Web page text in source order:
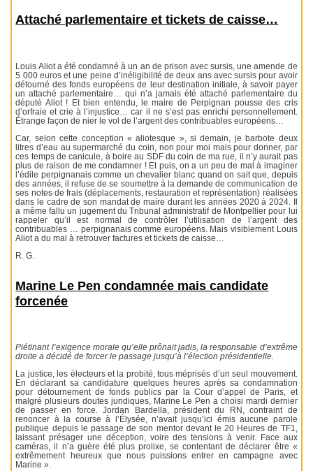
Attaché parlementaire et tickets de caisse…
Louis Aliot a été condamné à un an de prison avec sursis, une amende de
5 000 euros et une peine d’inéligibilité de deux ans avec sursis pour avoir
détourné des fonds européens de leur destination initiale, à savoir payer
un attaché parlementaire… qui n’a jamais été attaché parlementaire du
député Aliot ! Et bien entendu, le maire de Perpignan pousse des cris
d’orfraie et crie à l’injustice… car il ne s’est pas enrichi personnellement.
Étrange façon de nier le vol de l’argent des contribuables européens…
Car, selon cette conception « aliotesque », si demain, je barbote deux
litres d’eau au supermarché du coin, non pour moi mais pour donner, par
ces temps de canicule, à boire au SDF du coin de ma rue, il n’y aurait pas
plus de raison de me condamner ! Et puis, on a un peu de mal à imaginer
l’édile perpignanais comme un chevalier blanc quand on sait que, depuis
des années, il refuse de se soumettre à la demande de communication de
ses notes de frais (déplacements, restauration et représentation) réalisées
dans le cadre de son mandat de maire durant les années 2020 à 2024. Il
a même fallu un jugement du Tribunal administratif de Montpellier pour lui
rappeler qu’il est normal de contrôler l’utilisation de l’argent des
contribuables … perpignanais comme européens. Mais visiblement Louis
Aliot a du mal à retrouver factures et tickets de caisse…
R. G.
Marine Le Pen condamnée mais candidate
forcenée
Piétinant l’exigence morale qu’elle prônait jadis, la responsable d’extrême
droite a décidé de forcer le passage jusqu’à l’élection présidentielle.
La justice, les électeurs et la probité, tous méprisés d’un seul mouvement.
En déclarant sa candidature quelques heures après sa condamnation
pour détournement de fonds publics par la Cour d’appel de Paris, et
malgré plusieurs doutes juridiques, Marine Le Pen a choisi mardi dernier
de passer en force. Jordan Bardella, président du RN, contraint de
renoncer à la course à l’Élysée, n’avait jusqu’ici émis aucune parole
publique depuis le passage de son mentor devant le 20 Heures de TF1,
laissant présager une déception, voire des tensions à venir. Face aux
caméras, il n’a guère été plus prolixe, se contentant de déclarer être «
extrêmement heureux que nous puissions entrer en campagne avec
Marine ».